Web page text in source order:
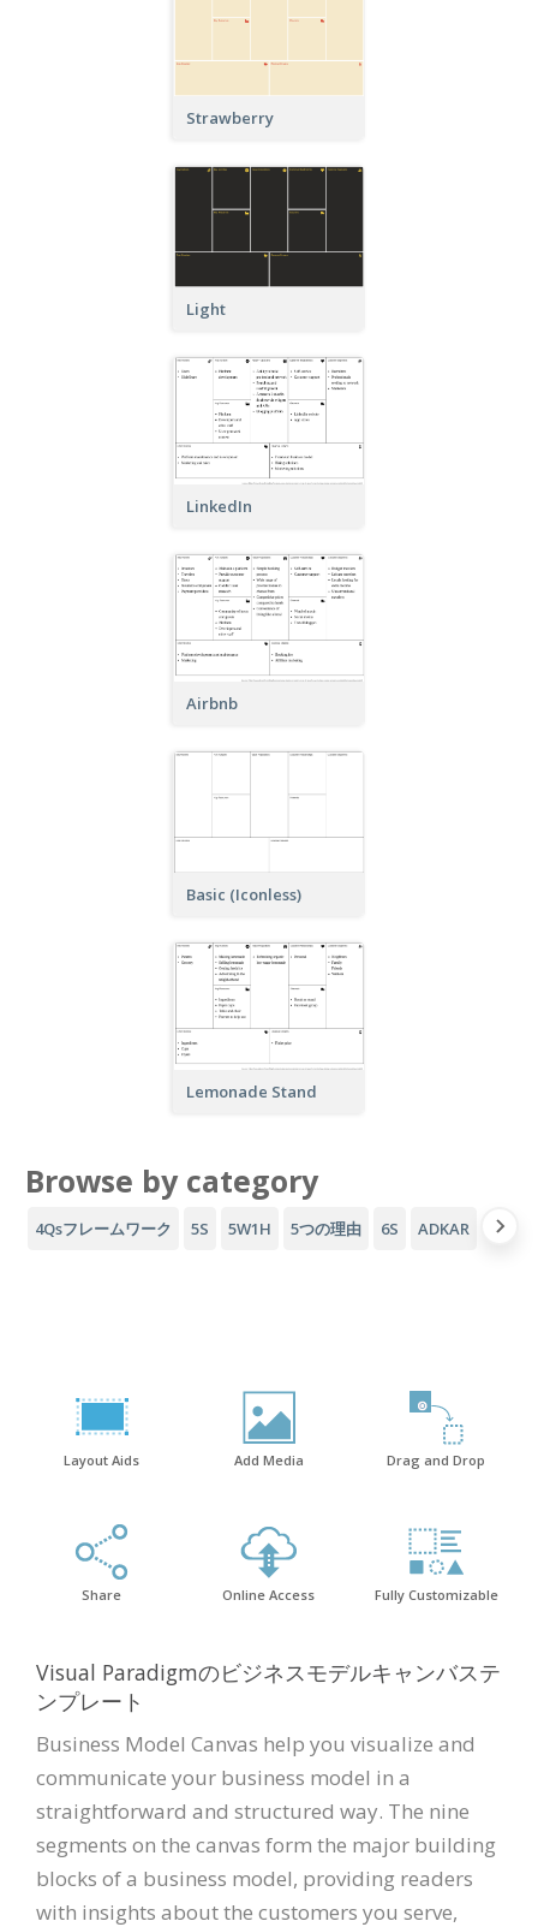
Strawberry
Light
LinkedIn
Airbnb
Basic (Iconless)
Lemonade Stand
Browse by category
4Qsフレームワーク 5S 5W1H 5つの理由 6S ADKAR AIDA
Layout Aids Add Media Drag and Drop
Share Online Access Fully Customizable
Visual Paradigmのビジネスモデルキャンバステ
ンプレート
Business Model Canvas help you visualize and
communicate your business model in a
straightforward and structured way. The nine
segments on the canvas form the major building
blocks of a business model, providing readers
with insights about the customers you serve,